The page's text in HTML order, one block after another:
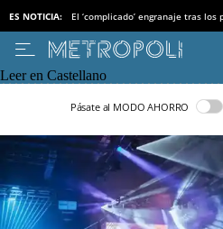
ES NOTICIA: El ‘complicado’ engranaje tras los
Leer en Castellano
Pásate al MODO AHORRO